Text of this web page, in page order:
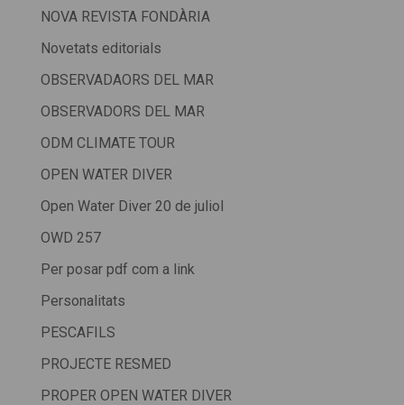
NOVA REVISTA FONDÀRIA
Novetats editorials
OBSERVADAORS DEL MAR
OBSERVADORS DEL MAR
ODM CLIMATE TOUR
OPEN WATER DIVER
Open Water Diver 20 de juliol
OWD 257
Per posar pdf com a link
Personalitats
PESCAFILS
PROJECTE RESMED
PROPER OPEN WATER DIVER